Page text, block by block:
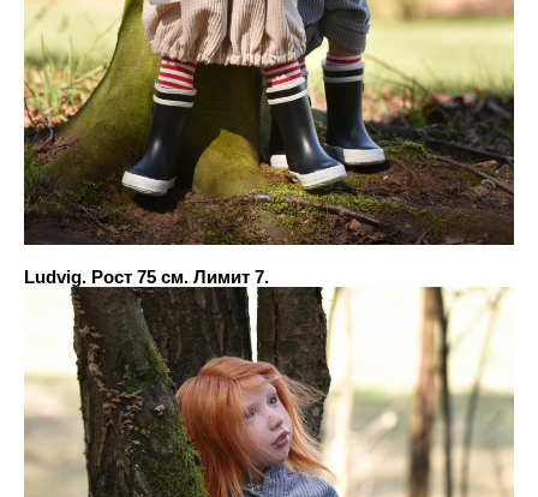
Ludvig. Рост 75 см. Лимит 7.